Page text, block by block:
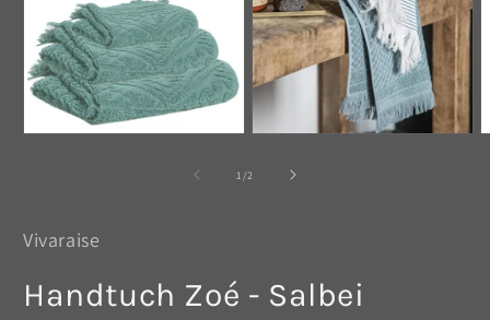
1 /von
2
Vivaraise
Handtuch Zoé - Salbei